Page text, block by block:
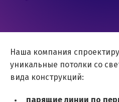
Наша компания
уникальные потолки со
вида конструкций:
парящие линии по